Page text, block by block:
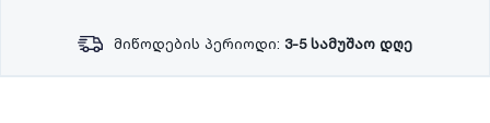
მიწოდების პერიოდი: 3-5 სამუშაო დღე